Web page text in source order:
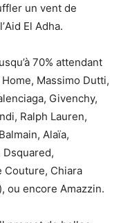
un vent de
’Aid El Adha.
70% attendant
Massimo Dutti,
Givenchy,
Ralph Lauren,
Alaïa,
Dsquared,
Couture, Chiara
), ou encore Amazzin.